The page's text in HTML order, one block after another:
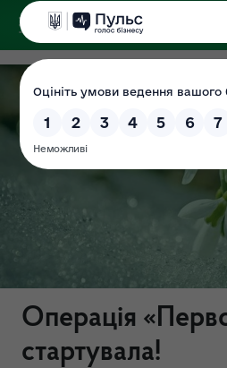
у Хмельницькій
Операція
стартувала!